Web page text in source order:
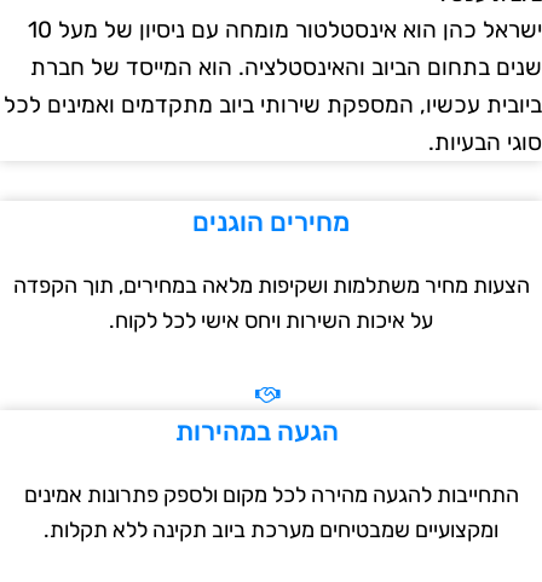
ישראל כהן הוא אינסטלטור מומחה עם ניסיון של מעל 10
בתחום הביוב והאינסטלציה. הוא המייסד של חברת
עכשיו, המספקת שירותי ביוב מתקדמים ואמינים לכל
הבעיות.
מחירים הוגנים
מחיר משתלמות ושקיפות מלאה במחירים, תוך הקפדה
על איכות השירות ויחס אישי לכל לקוח.
הגעה במהירות
להגעה מהירה לכל מקום ולספק פתרונות אמינים
ומקצועיים שמבטיחים מערכת ביוב תקינה ללא תקלות.